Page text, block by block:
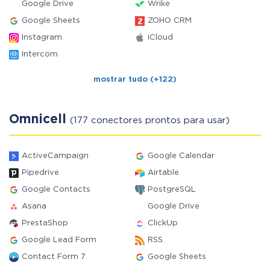
Google Drive Wrike
Google Sheets ZOHO CRM
Instagram iCloud
Intercom
mostrar tudo (+122)
Omnicell (177 conectores prontos para usar)
ActiveCampaign Google Calendar
Pipedrive Airtable
Google Contacts PostgreSQL
Asana Google Drive
PrestaShop ClickUp
Google Lead Form RSS
Contact Form 7 Google Sheets